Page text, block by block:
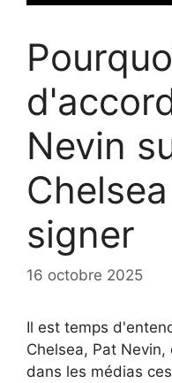
Nevin
signer
16 octobre 2025
Il est temps
Chelsea, Pat
dans les médias